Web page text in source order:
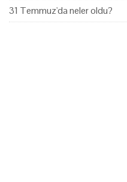
31 Temmuz'da neler oldu?